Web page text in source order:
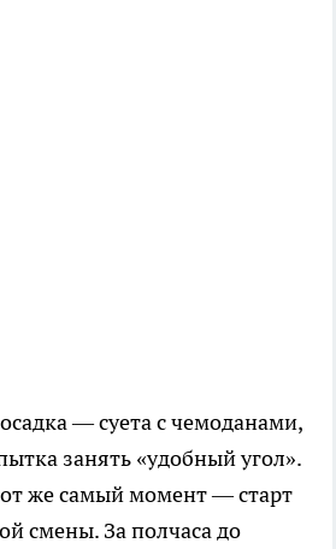
— суета с чемоданами,
занять «удобный угол».
же самый момент — старт
смены. За полчаса до